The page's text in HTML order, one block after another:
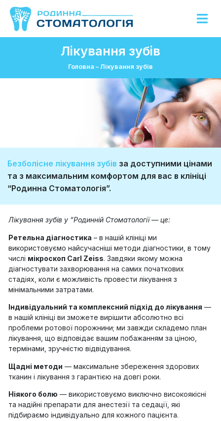
Лікування зубів
Головна – Лікування зубів
Безболісне лікування зубів за доступними цінами
та з максимальним комфортом для вас в клініці
“Родинна Стоматологія”.
Лікування зубів у “Родинній Стоматології — це:
Ретельна діагностика – в нашій клініці ми
використовуємо найсучасніші методи діагностики, в тому
числі мікроскоп Carl Zeiss. Завдяки якому можна
діагностувати захворювання на самих початкових
стадіях, коли є можливість провести лікування з
мінімальними затратами.
Індивідуальний та комплексний підхід до лікування —
в нашій клініці ви зможете вирішити абсолютно всі
проблеми ротової порожнини; ми завжди складемо план
лікування, що відповідає вашим побажанням за ціною,
термінами, зручністю відвідування.
Щадні методи — максимальне збереження здорових
тканин і лікування з гарантією на довгі роки.
Ніякого болю — використовуємо виключно високоякісні
та надійні препарати для анестезії та седації, які
підбираємо індивідуально для кожного пацієнта.